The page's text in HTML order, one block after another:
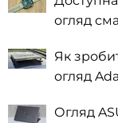
огляд
Як
огляд
Огляд